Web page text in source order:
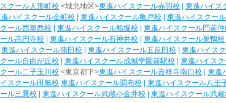
クール人形町校 <城北地区>東進ハイスクール赤羽校 東進ハイス
ハイスクール金町校 東進ハイスクール亀戸校 東進ハイスクー
ール西葛西校 東進ハイスクール船堀校 東進ハイスクール門前
ル高円寺校 東進ハイスクール石神井校 東進ハイスクール巣鴨校
東進ハイスクール蒲田校 東進ハイスクール五反田校 東進ハイス
ール自由が丘校 東進ハイスクール成城学園前駅校 東進ハイス
ール二子玉川校 <東京都下>東進ハイスクール吉祥寺南口校 東進
スクール田無校 東進ハイスクール調布校 東進ハイスクール八王
ル三鷹校 東進ハイスクール武蔵小金井校 東進ハイスクール武